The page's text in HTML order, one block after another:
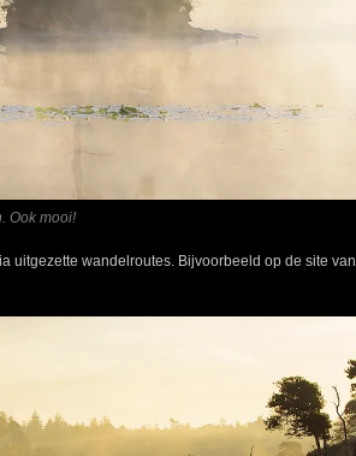
Ook mooi!
uitgezette wandelroutes. Bijvoorbeeld op de site van